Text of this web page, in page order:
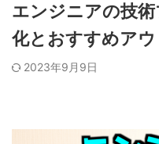
エンジニアの技
化とおすすめア
2023年9月9日